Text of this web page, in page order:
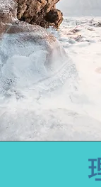
り、第1回の
命令や就業
ての決定は
由としては
す。 １．会
譲らない姿
からの意見に
したため。
が不在だっ
きくかかわ
いると感じ